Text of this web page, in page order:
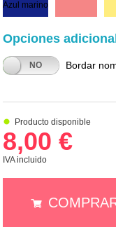
Azul marino
Opciones
NO Bordar
Producto disponible
8,00 €
IVA incluido